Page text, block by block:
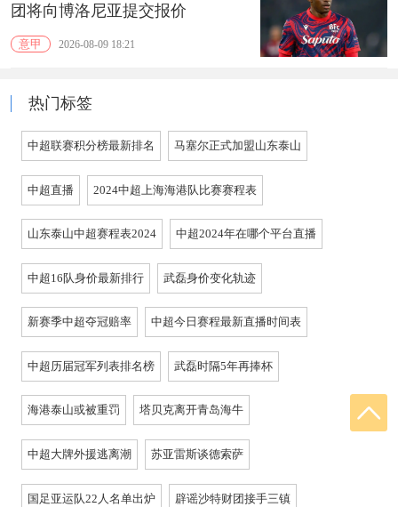
团将向博洛尼亚提交报价
意甲 2026-08-09 18:21
热门标签
中超联赛积分榜最新排名 马塞尔正式加盟山东泰山
中超直播 2024中超上海海港队比赛赛程表
山东泰山中超赛程表2024 中超2024年在哪个平台直播
中超16队身价最新排行 武磊身价变化轨迹
新赛季中超夺冠赔率 中超今日赛程最新直播时间表
中超历届冠军列表排名榜 武磊时隔5年再捧杯
海港泰山或被重罚 塔贝克离开青岛海牛
中超大牌外援逃离潮 苏亚雷斯谈德索萨
国足亚运队22人名单出炉 辟谣沙特财团接手三镇